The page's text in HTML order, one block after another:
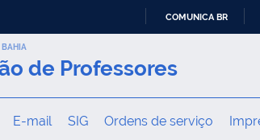
CONTEÚDO
COMUNICA BR
BAHIA
de Professores
E-mail SIG Ordens de serviço